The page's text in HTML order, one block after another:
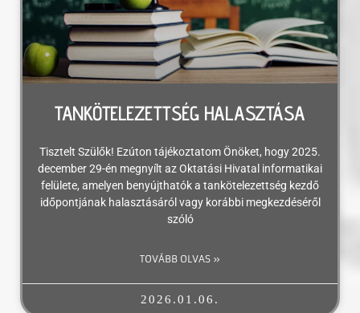
TANKÖTELEZETTSÉG HALASZTÁSA
Tisztelt Szülők! Ezúton tájékoztatom Önöket, hogy 2025.
december 29-én megnyílt az Oktatási Hivatal informatikai
felülete, amelyen benyújthatók a tankötelezettség kezdő
időpontjának halasztásáról vagy korábbi megkezdéséről
szóló
TOVÁBB OLVAS »
2026.01.06.